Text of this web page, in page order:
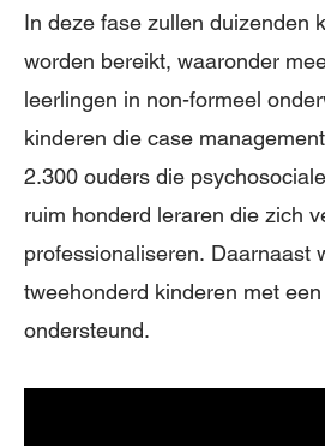
In deze fase zullen duizenden
worden bereikt, waaronder
leerlingen in non-formeel
kinderen die case
2.300 ouders die
ruim honderd leraren die zich
professionaliseren. Daarnaast
tweehonderd kinderen met
ondersteund.